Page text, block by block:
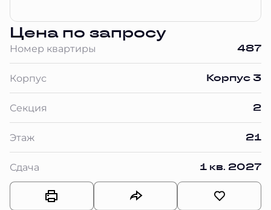
Цена по запросу
Номер квартиры 487
Корпус Корпус 3
Секция 2
Этаж 21
Сдача 1 кв. 2027